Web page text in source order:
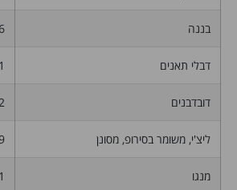
בננה
דבלי תאנים
דובדבנים
ליצ'י, משומר בסירופ, מסונן
מנגו